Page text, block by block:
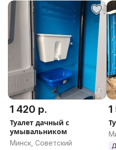
Количество смывов до 200
Размер биотуалета
1 420 р.
Туалет дачный с
умывальником
Минск, Советский